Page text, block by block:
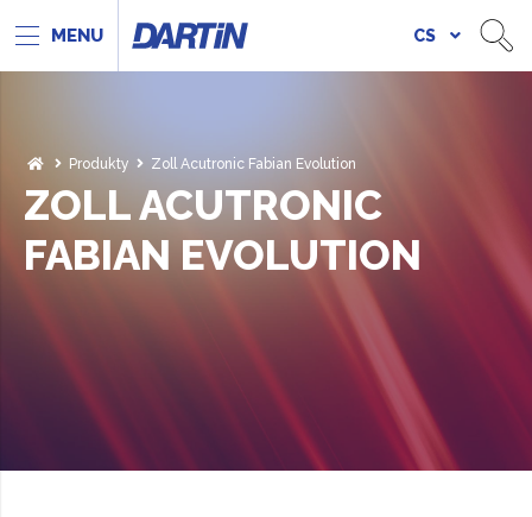
CS
Produkty Zoll Acutronic Fabian Evolution
ZOLL ACUTRONIC
FABIAN EVOLUTION